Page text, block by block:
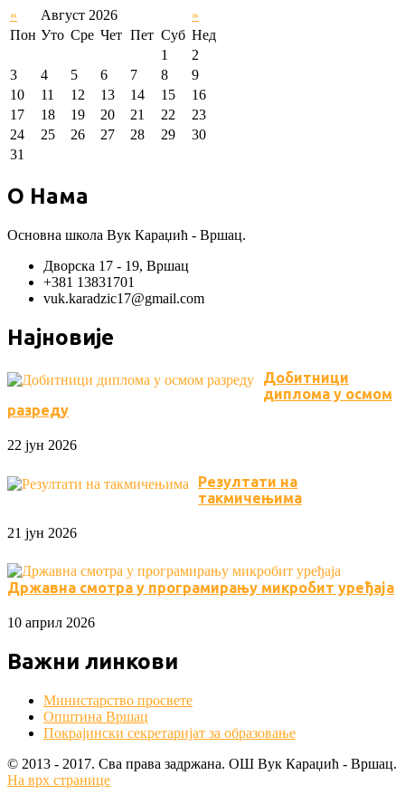
« Август 2026
»
Пон Уто Сре Чет Пет Суб Нед
1
2
3
4 5 6 7 8
9
10
11 12 13 14 15
16
17
18 19 20 21 22
23
24
25 26 27 28 29
30
31
О Нама
Основна школа Вук Караџић - Вршац.
Дворска 17 - 19, Вршац
+381 13831701
vuk.karadzic17@gmail.com
Најновије
Добитници
диплома у осмом
разреду
22 јун 2026
Резултати на
такмичењима
21 јун 2026
Државна смотра у програмирању микробит уређаја
10 април 2026
Важни линкови
Министарство просвете
Општина Вршац
Покрајински секретаријат за образовање
© 2013 - 2017. Сва права задржана. OШ Вук Караџић - Вршац.
На врх странице